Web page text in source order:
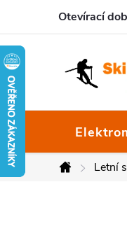
obsah
Otevírací
DomůLetní